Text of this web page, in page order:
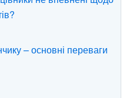
– основні переваги